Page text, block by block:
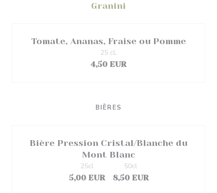
Granini
Tomate, Ananas, Fraise ou Pomme
4,50 EUR
25 cL
BIÈRES
Bière Pression Cristal/Blanche du
Mont Blanc
5,00 EUR
25cl
8,50 EUR
50cl